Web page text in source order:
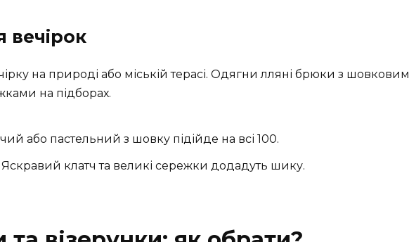
вечірок
на природі або міській терасі. Одягни лляні брюки з шовковим
на підборах.
або пастельний з шовку підійде на всі 100.
Яскравий клатч та великі сережки додадуть шику.